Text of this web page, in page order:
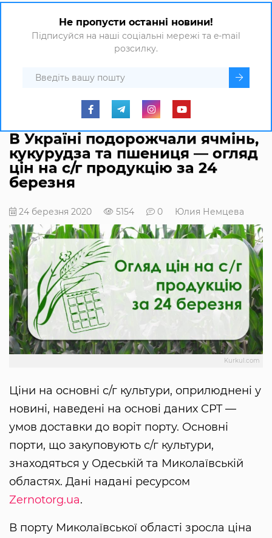
Не пропусти останні новини!
Підписуйся на наші соціальні мережі та e-mail
розсилку.
В Україні подорожчали ячмінь,
кукурудза та пшениця — огляд
цін на с/г продукцію за 24
березня
24 березня 2020 5154 0 Юлия Немцева
Kurkul.com
Ціни на основні с/г культури, оприлюднені у
новині, наведені на основі даних CPT —
умов доставки до воріт порту. Основні
порти, що закуповують с/г культури,
знаходяться у Одеській та Миколаївській
областях. Дані надані ресурсом
Zernotorg.ua.
В порту Миколаївської області зросла ціна